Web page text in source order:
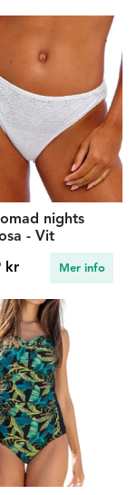
nights
- Vit
kr Mer info